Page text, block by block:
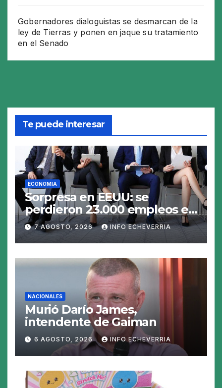
Gobernadores dialoguistas se desmarcan de la
ley de Tierras y ponen en jaque su tratamiento
en el Senado
Te puede interesar
ECONOMIA
Sorpresa en EEUU: se
perdieron 23.000 empleos en
julio y el mercado recalcula
las perspectivas para las
tasas
7 AGOSTO, 2026 INFO ECHEVERRIA
NACIONALES
Murió Darío James,
intendente de Gaiman
6 AGOSTO, 2026 INFO ECHEVERRIA